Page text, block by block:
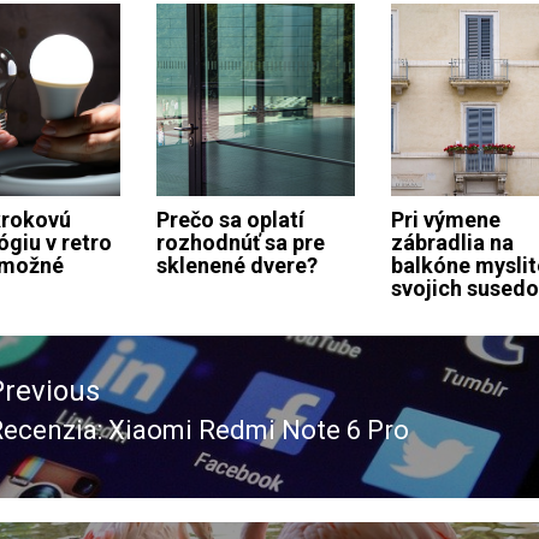
v retro
Prečo sa oplatí
rozhodnúť sa pre
sklenené dvere?
Pri výmene
zábradlia na
balkóne
svojich
Xiaomi Redmi Note 6 Pro